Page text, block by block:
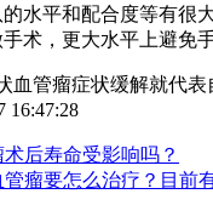
水平和配合度等有很
术，更大水平上避免
血管瘤症状缓解就代表
16:47:28
后寿命受影响吗？
瘤要怎么治疗？目前